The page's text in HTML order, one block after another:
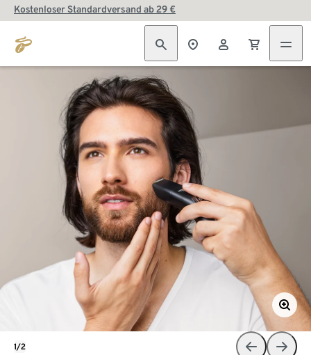
Kostenloser Standardversand ab 29 €
1/2